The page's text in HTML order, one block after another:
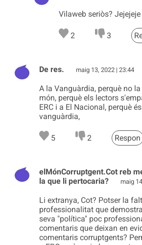
Vilaweb seriòs?
2 3
De res. maig 13, 2022 | 23:44
A la Vanguàrdia, perquè no
món, perquè els lectors
ERC i a El Nacional, perquè
vanguàrdia,
5 2 Respon
elMónCorruptgent.Cot reb
la que li pertocaria?
maig
Li extranya, Cot? Potser la
professionalitat que
seva "política" poc
comentaris que deixan en
comentaris corruptgents?